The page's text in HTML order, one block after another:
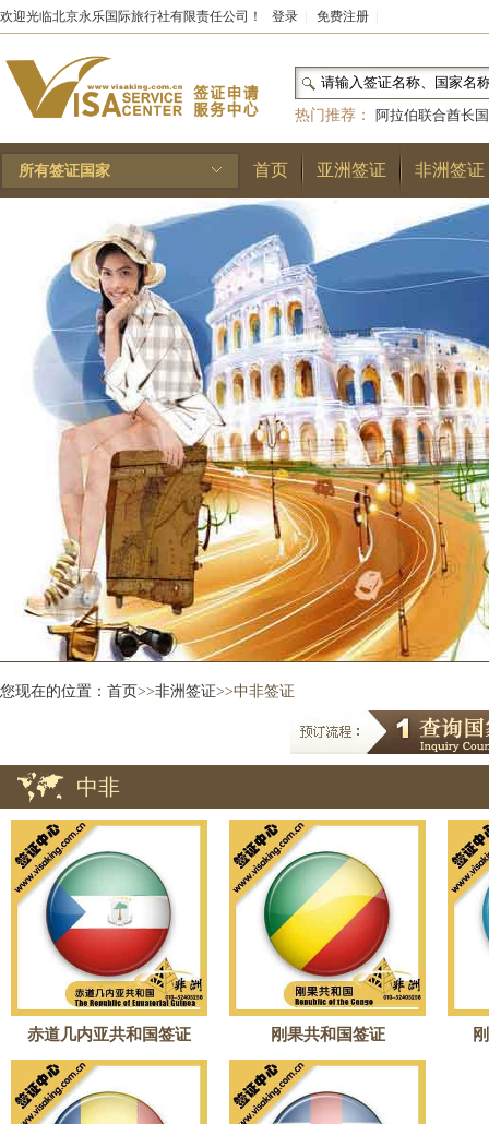
欢迎光临北京永乐国际旅行社有限责任公司！ 登录 免费注册
热门推荐：
阿拉伯联合酋长国
和国|布基纳法索|巴勒斯坦
林王国|安道尔公国|
所有签证国家 首页 亚洲签证 非洲签证
您现在的位置： 首页>>非洲签证>>中非签证
中非
赤道几内亚共和国签证 刚果共和国签证